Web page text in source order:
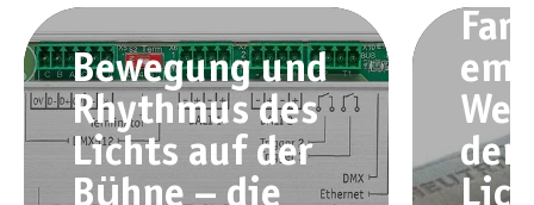
Bewegung und
Rhythmus des
Lichts auf der
Bühne – die
den